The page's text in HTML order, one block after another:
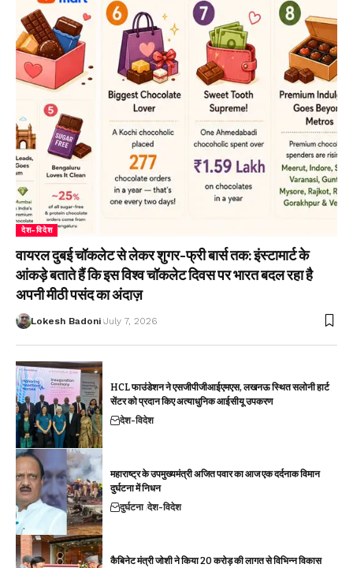
देश-विदेश
वायरल दुबई चॉकलेट से लेकर शुगर-फ्री बार्स तक: इंस्टामार्ट के
आंकड़े बताते हैं कि इस विश्व चॉकलेट दिवस पर भारत बदल रहा है
अपनी मीठी पसंद का अंदाज़
Lokesh Badoni July 7, 2026
HCL फाउंडेशन ने एसजीपीजीआईएमएस, लखनऊ स्थित सलोनी हार्ट
सेंटर को प्रदान किए अत्याधुनिक आईसीयू उपकरण
देश-विदेश
महाराष्ट्र के उपमुख्यमंत्री अजित पवार का आज एक दर्दनाक विमान
दुर्घटना में निधन
दुर्घटना देश-विदेश
कैबिनेट मंत्री जोशी ने किया 20 करोड़ की लागत से विभिन्न विकास